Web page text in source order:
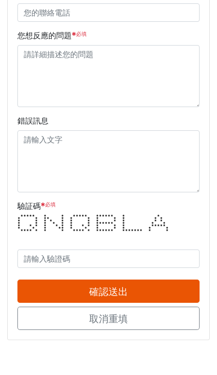
您想反應的問題✱必填
錯誤訊息
驗証碼✱必填
***** * * ***** ****** * *
* * ** * * * * * * * *
* * * * * * * * * * * *
* * * * * * * ****** * * *
* * * * * * * * * * * * *****
* * * ** * * * * * * *
**** * * * **** * ****** ******* * *
確認送出